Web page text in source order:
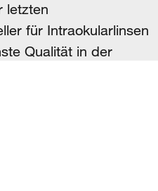
letzten
für Intraokularlinsen
Qualität in der